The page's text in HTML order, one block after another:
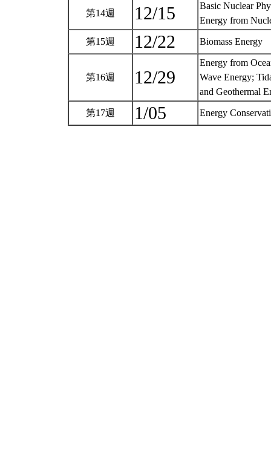
第14週 12/15
Basic Nuclear
Energy from
第15週 12/22 Biomass Energy
第16週 12/29
Energy from
Wave Energy;
and Geothermal
第17週 1/05 Energy